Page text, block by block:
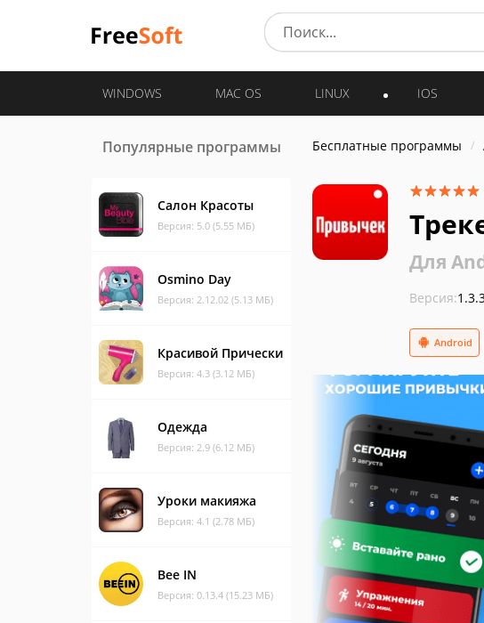
WINDOWS MAC OS LINUX IOS
Популярные программы
Салон Красоты
Версия: 5.0 (5.55 МБ)
Osmino Day
Версия: 2.12.02 (5.13 МБ)
Красивой Прически
Версия: 4.3 (3.12 МБ)
Одежда
Версия: 2.9 (6.12 МБ)
Уроки макияжа
Версия: 4.1 (2.78 МБ)
Bee IN
Версия: 0.13.4 (15.23 МБ)
Бесплатные программы
Для
Версия:
Android